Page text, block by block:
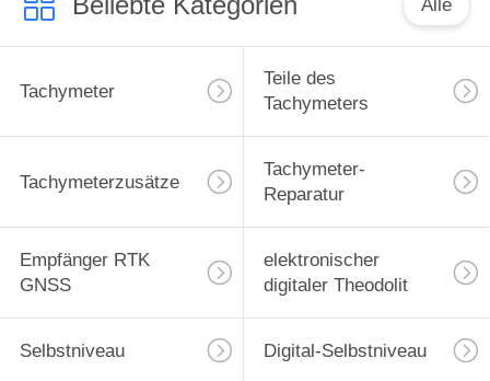
Alle
Tachymeter
Teile des
Tachymeters
Tachymeterzusätze
Tachymeter-
Reparatur
Empfänger RTK
GNSS
elektronischer
digitaler Theodolit
Selbstniveau Digital-Selbstniveau